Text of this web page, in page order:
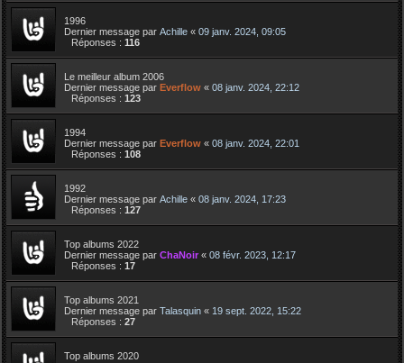
1996
Dernier message par Achille « 09 janv. 2024, 09:05
Réponses : 116
Le meilleur album 2006
Dernier message par Everflow « 08 janv. 2024, 22:12
Réponses : 123
1994
Dernier message par Everflow « 08 janv. 2024, 22:01
Réponses : 108
1992
Dernier message par Achille « 08 janv. 2024, 17:23
Réponses : 127
Top albums 2022
Dernier message par ChaNoir « 08 févr. 2023, 12:17
Réponses : 17
Top albums 2021
Dernier message par Talasquin « 19 sept. 2022, 15:22
Réponses : 27
Top albums 2020